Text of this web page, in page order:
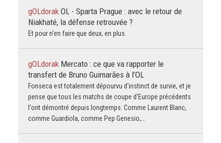
gOLdorak OL - Sparta Prague : avec le retour de
Niakhaté, la défense retrouvée ?
Et pour n'en faire que deux, en plus.
gOLdorak Mercato : ce que va rapporter le
transfert de Bruno Guimarães à l’OL
Fonseca est totalement dépourvu d'instinct de survie, et je
pense que tous les matchs de coupe d'Europe précédents
l'ont démontré depuis longtemps. Comme Laurent Blanc,
comme Guardiola, comme Pep Genesio,…